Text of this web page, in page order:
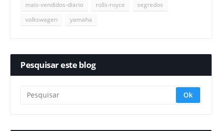
mais-vendidos-diario
rolls-royce
segredos
volkswagen
yamaha
Pesquisar este blog